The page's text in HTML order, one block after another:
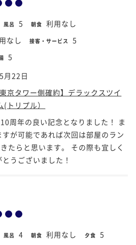
風呂 5 朝食 利用なし
なし 接客・サービス 5
5
月22日
東京タワー側確約】デラックスツイ
(トリプル）
周年の良い記念となりました！ ま
が可能であれば次回は部屋のラン
たらと思います。 その際も宜しく
うございました！
風呂 4 朝食 利用なし 夕食 5